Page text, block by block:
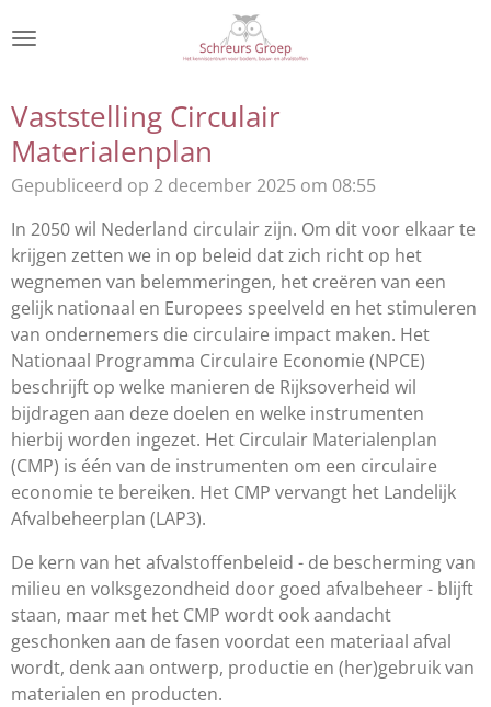
direct
hoofdinhoud
Vaststelling Circulair
Materialenplan
Gepubliceerd op 2 december 2025 om 08:55
In 2050 wil Nederland circulair zijn. Om dit voor elkaar te
krijgen zetten we in op beleid dat zich richt op het
wegnemen van belemmeringen, het creëren van een
gelijk nationaal en Europees speelveld en het stimuleren
van ondernemers die circulaire impact maken. Het
Nationaal Programma Circulaire Economie (NPCE)
beschrijft op welke manieren de Rijksoverheid wil
bijdragen aan deze doelen en welke instrumenten
hierbij worden ingezet. Het Circulair Materialenplan
(CMP) is één van de instrumenten om een circulaire
economie te bereiken. Het CMP vervangt het Landelijk
Afvalbeheerplan (LAP3).
De kern van het afvalstoffenbeleid - de bescherming van
milieu en volksgezondheid door goed afvalbeheer - blijft
staan, maar met het CMP wordt ook aandacht
geschonken aan de fasen voordat een materiaal afval
wordt, denk aan ontwerp, productie en (her)gebruik van
materialen en producten.